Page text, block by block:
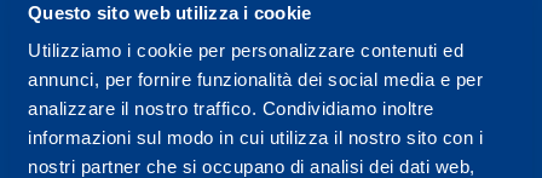
Questo sito web utilizza i cookie
Utilizziamo i cookie per personalizzare contenuti ed
annunci, per fornire funzionalità dei social media e per
analizzare il nostro traffico. Condividiamo inoltre
informazioni sul modo in cui utilizza il nostro sito con i
nostri partner che si occupano di analisi dei dati web,
Service center for high
performance and well-
being.
More informations